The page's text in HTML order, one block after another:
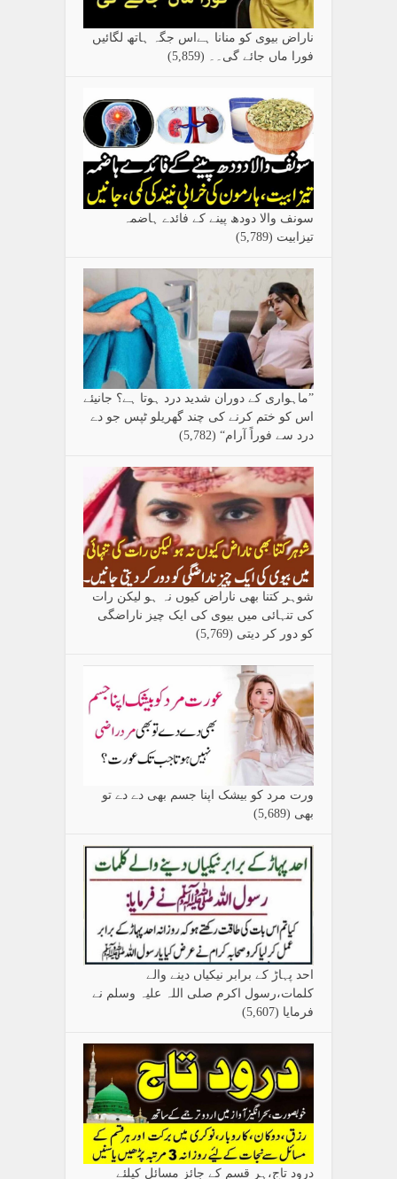
ناراض بیوی کو منانا ہےاس جگہ ہاتھ لگائیں
فورا ماں جائے گی۔۔ (5,859)
سونف والا دودھ پینے کے فائدے ہاضمہ
تیزابیت (5,789)
”ماہواری کے دوران شدید درد ہوتا ہے؟ جانیئے
اس کو ختم کرنے کی چند گھریلو ٹپس جو دے
درد سے فوراً آرام“ (5,782)
شوہر کتنا بھی ناراض کیوں نہ ہو لیکن رات
کی تنہائی میں بیوی کی ایک چیز ناراضگی
کو دور کر دیتی (5,769)
ورت مرد کو بیشک اپنا جسم بھی دے دے تو
بھی (5,689)
احد پہاڑ کے برابر نیکیاں دینے والے
کلمات،رسول اکرم صلی اللہ علیہ وسلم نے
فرمایا (5,607)
درود تاج،ہر قسم کے جائز مسائل کیلئے